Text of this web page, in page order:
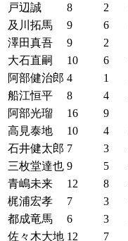
戸辺誠
8 2
及川拓馬
9 6
澤田真吾
9 2
大石直嗣
10 6
阿部健治郎 4 1
船江恒平
8 4
阿部光瑠
16 9
高見泰地
10 4
石井健太郎 7 3
三枚堂達也 9 5
青嶋未来
12 8
梶浦宏孝
7 3
都成竜馬
6 3
佐々木大地 12 7